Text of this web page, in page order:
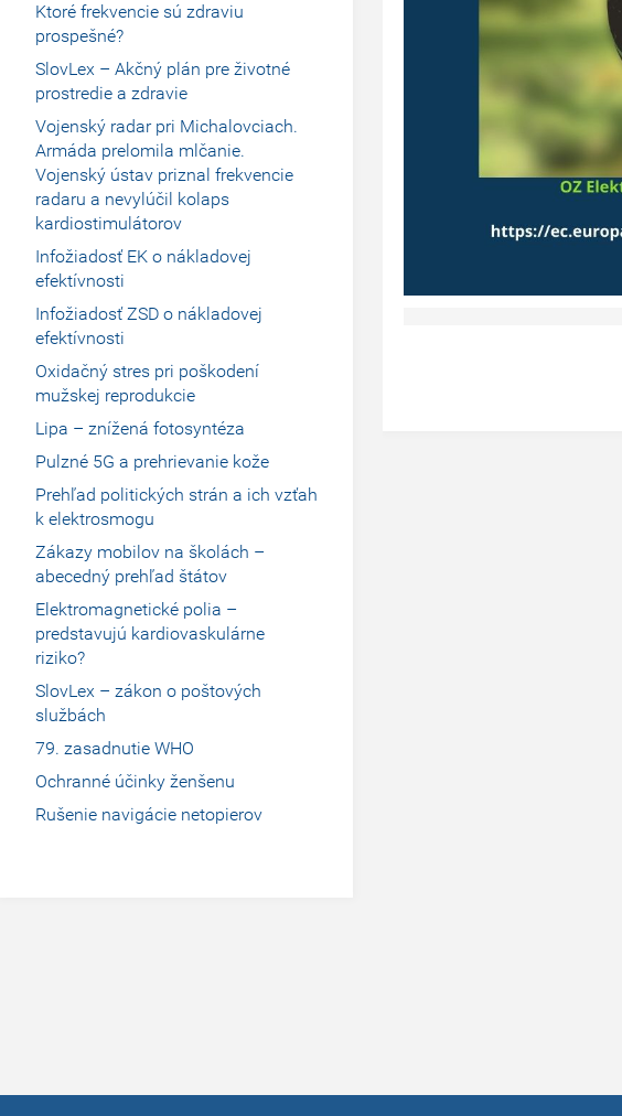
Ktoré frekvencie sú zdraviu
prospešné?
SlovLex – Akčný plán pre životné
prostredie a zdravie
Vojenský radar pri Michalovciach.
Armáda prelomila mlčanie.
Vojenský ústav priznal frekvencie
radaru a nevylúčil kolaps
kardiostimulátorov
Infožiadosť EK o nákladovej
efektívnosti
Infožiadosť ZSD o nákladovej
efektívnosti
Oxidačný stres pri poškodení
mužskej reprodukcie
Lipa – znížená fotosyntéza
Pulzné 5G a prehrievanie kože
Prehľad politických strán a ich vzťah
k elektrosmogu
Zákazy mobilov na školách –
abecedný prehľad štátov
Elektromagnetické polia –
predstavujú kardiovaskulárne
riziko?
SlovLex – zákon o poštových
službách
79. zasadnutie WHO
Ochranné účinky ženšenu
Rušenie navigácie netopierov